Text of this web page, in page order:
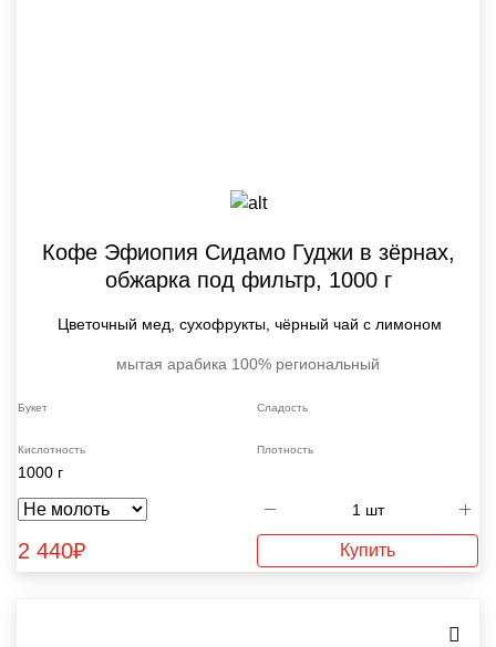
Кофе Эфиопия Сидамо Гуджи в зёрнах,
обжарка под фильтр, 1000 г
Цветочный мед, сухофрукты, чёрный чай с лимоном
мытая арабика 100% региональный
Букет Сладость
Кислотность Плотность
1000 г
2 440₽ Купить